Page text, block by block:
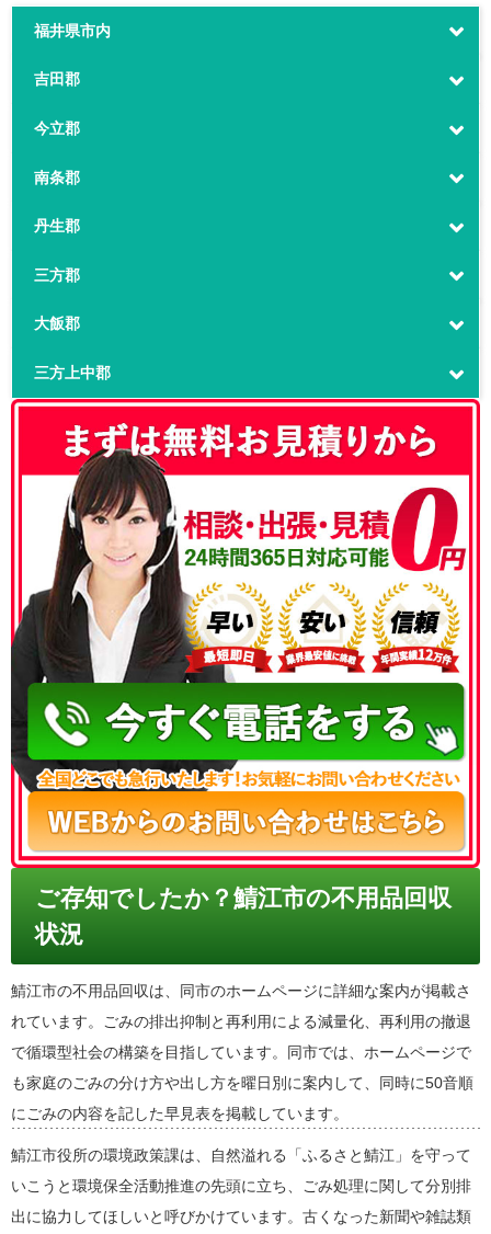
福井県市内
吉田郡
今立郡
南条郡
丹生郡
三方郡
大飯郡
三方上中郡
050-3186-4780
ご存知でしたか？鯖江市の不用品回収
状況
鯖江市の不用品回収は、同市のホームページに詳細な案内が掲載さ
れています。ごみの排出抑制と再利用による減量化、再利用の撤退
で循環型社会の構築を目指しています。同市では、ホームページで
も家庭のごみの分け方や出し方を曜日別に案内して、同時に50音順
にごみの内容を記した早見表を掲載しています。
鯖江市役所の環境政策課は、自然溢れる「ふるさと鯖江」を守って
いこうと環境保全活動推進の先頭に立ち、ごみ処理に関して分別排
出に協力してほしいと呼びかけています。古くなった新聞や雑誌類